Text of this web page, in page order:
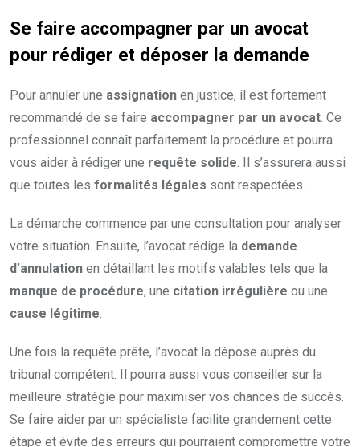
Se faire accompagner par un avocat
pour rédiger et déposer la demande
Pour annuler une assignation en justice, il est fortement
recommandé de se faire accompagner par un avocat. Ce
professionnel connaît parfaitement la procédure et pourra
vous aider à rédiger une requête solide. Il s’assurera aussi
que toutes les formalités légales sont respectées.
La démarche commence par une consultation pour analyser
votre situation. Ensuite, l’avocat rédige la demande
d’annulation en détaillant les motifs valables tels que la
manque de procédure, une citation irrégulière ou une
cause légitime.
Une fois la requête prête, l’avocat la dépose auprès du
tribunal compétent. Il pourra aussi vous conseiller sur la
meilleure stratégie pour maximiser vos chances de succès.
Se faire aider par un spécialiste facilite grandement cette
étape et évite des erreurs qui pourraient compromettre votre